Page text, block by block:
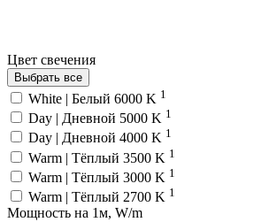
Цвет свечения
Выбрать все
White | Белый 6000 K 1
Day | Дневной 5000 K 1
Day | Дневной 4000 K 1
Warm | Тёплый 3500 K 1
Warm | Тёплый 3000 K 1
Warm | Тёплый 2700 K 1
Мощность на 1м, W/m